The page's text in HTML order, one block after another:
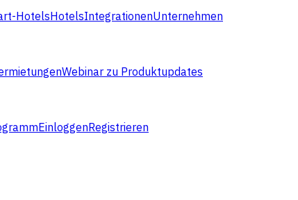
HotelsHotelsIntegrationenUnternehmen
Webinar zu Produktupdates
EinloggenRegistrieren